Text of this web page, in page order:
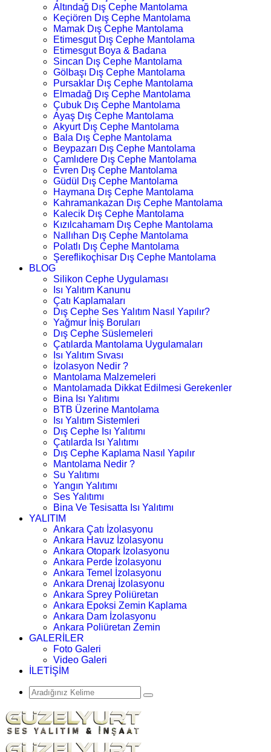
Altındağ Dış Cephe Mantolama
Keçiören Dış Cephe Mantolama
Mamak Dış Cephe Mantolama
Etimesgut Dış Cephe Mantolama
Etimesgut Boya & Badana
Sincan Dış Cephe Mantolama
Gölbaşı Dış Cephe Mantolama
Pursaklar Dış Cephe Mantolama
Elmadağ Dış Cephe Mantolama
Çubuk Dış Cephe Mantolama
Ayaş Dış Cephe Mantolama
Akyurt Dış Cephe Mantolama
Bala Dış Cephe Mantolama
Beypazarı Dış Cephe Mantolama
Çamlıdere Dış Cephe Mantolama
Evren Dış Cephe Mantolama
Güdül Dış Cephe Mantolama
Haymana Dış Cephe Mantolama
Kahramankazan Dış Cephe Mantolama
Kalecik Dış Cephe Mantolama
Kızılcahamam Dış Cephe Mantolama
Nallıhan Dış Cephe Mantolama
Polatlı Dış Cephe Mantolama
Şereflikoçhisar Dış Cephe Mantolama
BLOG
Silikon Cephe Uygulaması
Isı Yalıtım Kanunu
Çatı Kaplamaları
Dış Cephe Ses Yalıtım Nasıl Yapılır?
Yağmur İniş Boruları
Dış Cephe Süslemeleri
Çatılarda Mantolama Uygulamaları
Isı Yalıtım Sıvası
İzolasyon Nedir ?
Mantolama Malzemeleri
Mantolamada Dikkat Edilmesi Gerekenler
Bina Isı Yalıtımı
BTB Üzerine Mantolama
Isı Yalıtım Sistemleri
Dış Cephe Isı Yalıtımı
Çatılarda Isı Yalıtımı
Dış Cephe Kaplama Nasıl Yapılır
Mantolama Nedir ?
Su Yalıtımı
Yangın Yalıtımı
Ses Yalıtımı
Bina Ve Tesisatta Isı Yalıtımı
YALITIM
Ankara Çatı İzolasyonu
Ankara Havuz İzolasyonu
Ankara Otopark İzolasyonu
Ankara Perde İzolasyonu
Ankara Temel İzolasyonu
Ankara Drenaj İzolasyonu
Ankara Sprey Poliüretan
Ankara Epoksi Zemin Kaplama
Ankara Dam İzolasyonu
Ankara Poliüretan Zemin
GALERİLER
Foto Galeri
Video Galeri
İLETİŞİM